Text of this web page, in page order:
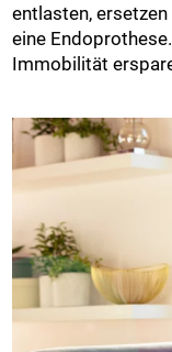
entlasten,
eine
Immobilität